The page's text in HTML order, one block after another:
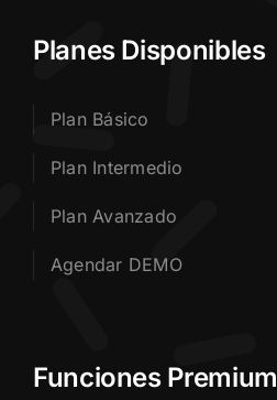
Planes Disponibles
Plan Básico
Plan Intermedio
Plan Avanzado
Agendar DEMO
Funciones Premium